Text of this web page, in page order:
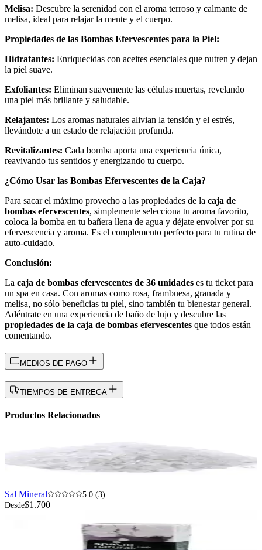
Melisa: Descubre la serenidad con el aroma terroso y calmante de
melisa, ideal para relajar la mente y el cuerpo.
Propiedades de las Bombas Efervescentes para la Piel:
Hidratantes: Enriquecidas con aceites esenciales que nutren y dejan
la piel suave.
Exfoliantes: Eliminan suavemente las células muertas, revelando
una piel más brillante y saludable.
Relajantes: Los aromas naturales alivian la tensión y el estrés,
llevándote a un estado de relajación profunda.
Revitalizantes: Cada bomba aporta una experiencia única,
reavivando tus sentidos y energizando tu cuerpo.
¿Cómo Usar las Bombas Efervescentes de la Caja?
Para sacar el máximo provecho a las propiedades de la caja de
bombas efervescentes, simplemente selecciona tu aroma favorito,
coloca la bomba en tu bañera llena de agua y déjate envolver por su
efervescencia y aroma. Es el complemento perfecto para tu rutina de
auto-cuidado.
Conclusión:
La caja de bombas efervescentes de 36 unidades es tu ticket para
un spa en casa. Con aromas como rosa, frambuesa, granada y
melisa, no sólo beneficias tu piel, sino también tu bienestar general.
Adéntrate en una experiencia de baño de lujo y descubre las
propiedades de la caja de bombas efervescentes que todos están
comentando.
MEDIOS DE PAGO
TIEMPOS DE ENTREGA
Productos Relacionados
Sal Mineral
5.0 (3)
Desde$1.700